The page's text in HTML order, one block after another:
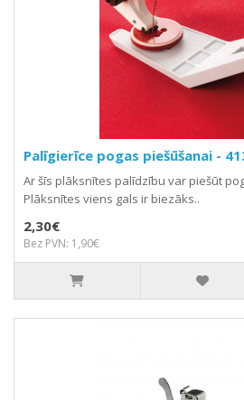
Palīgierīce pogas piešūšanai -
Ar šīs plāksnītes palīdzību var piešūt
Plāksnītes viens gals ir biezāks..
2,30€
Bez PVN: 1,90€